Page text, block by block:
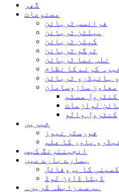
گھر
مصنوعات
فرانسس ٹربائن
پیلٹن ٹربائن
کپلن ٹربائن
ٹرگو ٹربائن
نلی نما ٹربائن
کرنے کا نظام
ہائیڈرو ٹربائن
معاون سازوسامان
سسٹم
لوازمات
کنٹرول والو
خبریں
فورسٹر نیوز
پاور کا علم
انجینئرنگ کیس
ہمارے بارے میں
کمپنی کا پروفائل
ڈیٹا ڈاؤن لوڈ
ہم سے رابطہ کریں۔